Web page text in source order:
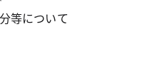
等について